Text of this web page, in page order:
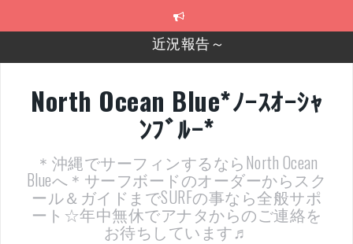
2026年明けました〜
近況報告ww
ヤッチマッターーーー！！！
支部長就任報告と支部予選・検定開催決定！
North Ocean Blue*ﾉｰｽｵｰｼｬ
ﾝﾌﾞﾙｰ*
＊沖縄でサーフィンするならNorth Ocean
Blueへ＊サーフボードのオーダーからスク
ール＆ガイドまでSURFの事なら全般サポ
ート☆年中無休でアナタからのご連絡を
お待ちしています♬